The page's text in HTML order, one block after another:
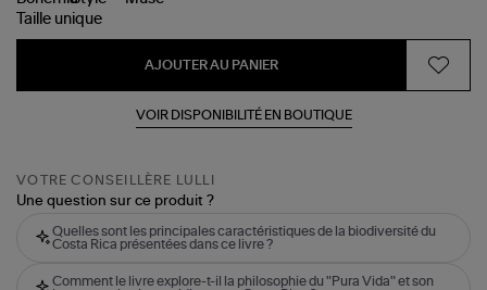
Taille unique
AJOUTER AU PANIER
VOIR DISPONIBILITÉ EN BOUTIQUE
VOTRE CONSEILLÈRE LULLI
Une question sur ce produit ?
Quelles sont les principales caractéristiques de la biodiversité du
Costa Rica présentées dans ce livre ?
Comment le livre explore-t-il la philosophie du "Pura Vida" et son